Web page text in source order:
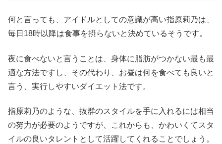
何と言っても、アイドルとしての意識が高い指原莉乃は、
毎日18時以降は食事を摂らないと決めているそうです。
夜に食べないと言うことは、身体に脂肪がつかない最も最
適な方法ですし、その代わり、お昼は何を食べても良いと
言う、実行しやすいダイエット法です。
指原莉乃のような、抜群のスタイルを手に入れるには相当
の努力が必要のようですが、これからも、かわいくてスタ
イルの良いタレントとして活躍してくれることでしょう。